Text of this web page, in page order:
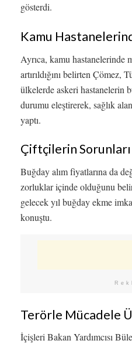
gösterdi.
Kamu
Ayrıca, kamu hastanelerinde
artırıldığını belirten Çömez,
ülkelerde askeri hastanelerin
durumu eleştirerek, sağlık
yaptı.
Çiftçilerin Sorunları
Buğday alım fiyatlarına da
zorluklar içinde olduğunu
gelecek yıl buğday ekme
konuştu.
Terörle Mücadele
İçişleri Bakan Yardımcısı